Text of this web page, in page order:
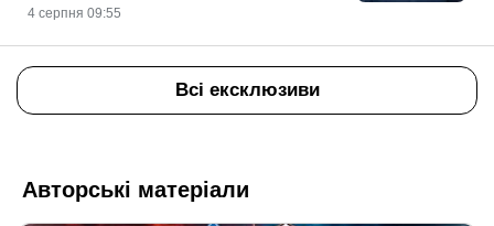
4 серпня 09:55
Всі ексклюзиви
Авторські матеріали